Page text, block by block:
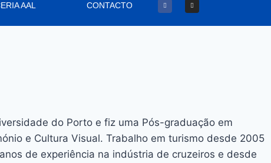
AAL CONTACTO
do Porto e fiz uma Pós-graduação em
e Cultura Visual. Trabalho em turismo desde 2005
de experiência na indústria de cruzeiros e desde